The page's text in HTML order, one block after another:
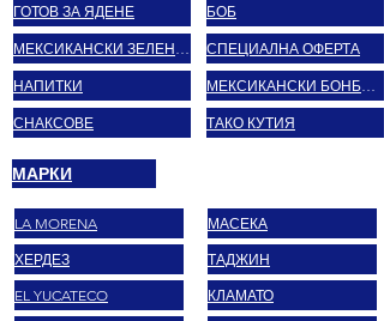
ГОТОВ ЗА ЯДЕНЕ
МЕКСИКАНСКИ ЗЕЛЕНЧУЦИ
НАПИТКИ
СНАКСОВЕ
БОБ
СПЕЦИАЛНА ОФЕРТА
МЕКСИКАНСКИ БОНБОНИ
ТАКО КУТИЯ
МАРКИ
LA MORENA
ХЕРДЕЗ
EL YUCATECO
МАСЕКА
ТАДЖИН
КЛАМАТО